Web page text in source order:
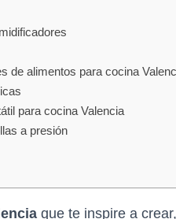
de alimentos para cocina
para cocina Valencia
a presión
que te inspire a